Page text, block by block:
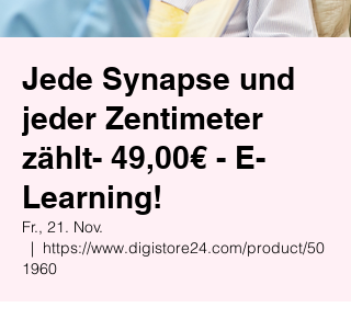
Jede Synapse und
jeder Zentimeter
zählt- 49,00€ - E-
Learning!
Fr., 21. Nov.
  |
https://www.digistore24.com/product/50
1960